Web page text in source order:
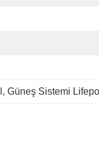
, Güneş Sistemi